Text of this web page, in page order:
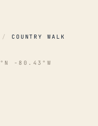
/ COUNTRY WALK
-80.43°W